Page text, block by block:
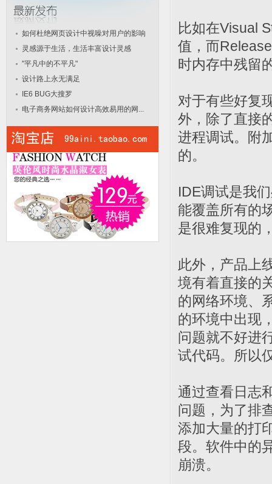
如何杜绝网页设计中视噪对用户的影响
灵感源于生活，生活丰富设计灵感
"平凡中的不平凡"
设计路上永无满足
IE6 BUG大搜罗
电子商务网站如何设计高效易用的网...
比如在Visual
值，而
时内存中残留
对于有些好复
外，除了直接
进程调试。附
的。
IDE调试是我
能覆盖所有的
是很难复现的
此外，产品上
境有着直接的
的网络环境、
的环境中出现
问题就不好进
试代码。所以
通过查看日志
问题，为了排
添加大量的打
段。软件中的
崩溃。